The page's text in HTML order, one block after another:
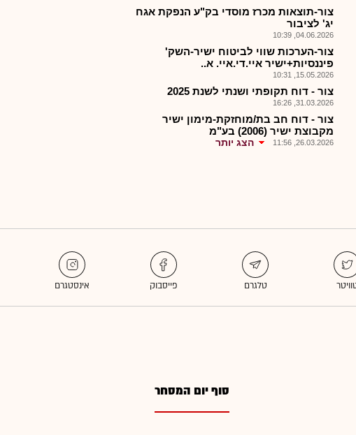
צור-תוצאות מכרז מוסדי בק"ע הנפקת אגח
יג' לציבור
04.06.2026, 10:39
צור-הערכות שווי לביטוח ישיר-השק'
פיננסיות+ישיר איי.די.איי. א..
15.05.2026, 10:31
צור - דוח תקופתי ושנתי לשנת 2025
31.03.2026, 16:26
צור - דוח חב בת/מוחזקת-מימון ישיר
מקבוצת ישיר (2006) בע"מ
26.03.2026, 11:56 הצג יותר
סוף יום המסחר